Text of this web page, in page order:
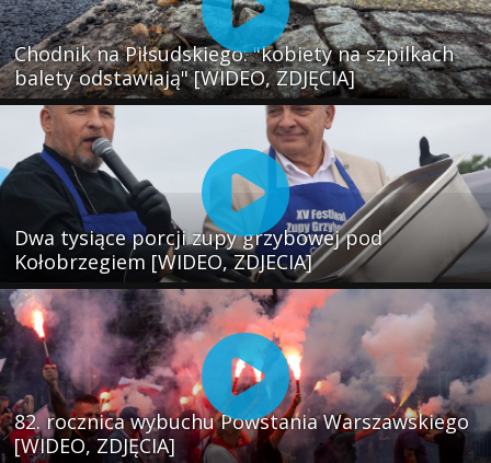
Chodnik na Piłsudskiego: "kobiety na szpilkach
balety odstawiają" [WIDEO, ZDJĘCIA]
Dwa tysiące porcji zupy grzybowej pod
Kołobrzegiem [WIDEO, ZDJECIA]
82. rocznica wybuchu Powstania Warszawskiego
[WIDEO, ZDJĘCIA]